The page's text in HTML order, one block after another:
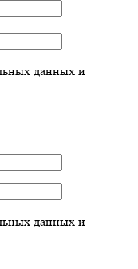
данных и
данных и